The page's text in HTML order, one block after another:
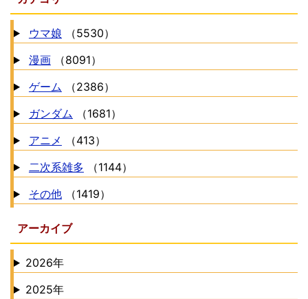
ウマ娘
（5530）
漫画
（8091）
ゲーム
（2386）
ガンダム
（1681）
アニメ
（413）
二次系雑多
（1144）
その他
（1419）
アーカイブ
2026年
2025年